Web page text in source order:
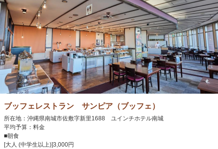
ブッフェレストラン サンピア（ブッフェ）
所在地：沖縄県南城市佐敷字新里1688 ユインチホテル南城
平均予算：料金
■朝食
[大人 (中学生以上)]3,000円